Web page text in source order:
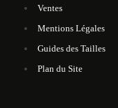
Ventes
Mentions Légales
Guides des Tailles
Plan du Site